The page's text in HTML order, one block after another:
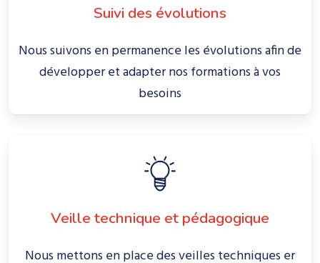
Suivi des évolutions
Nous suivons en permanence les évolutions afin de
développer et adapter nos formations à vos
besoins
Veille technique et pédagogique
Nous mettons en place des veilles techniques er